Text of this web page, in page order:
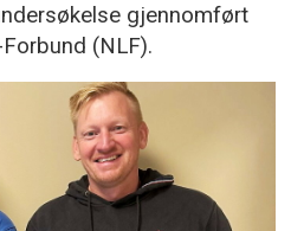
gjennomført
(NLF).